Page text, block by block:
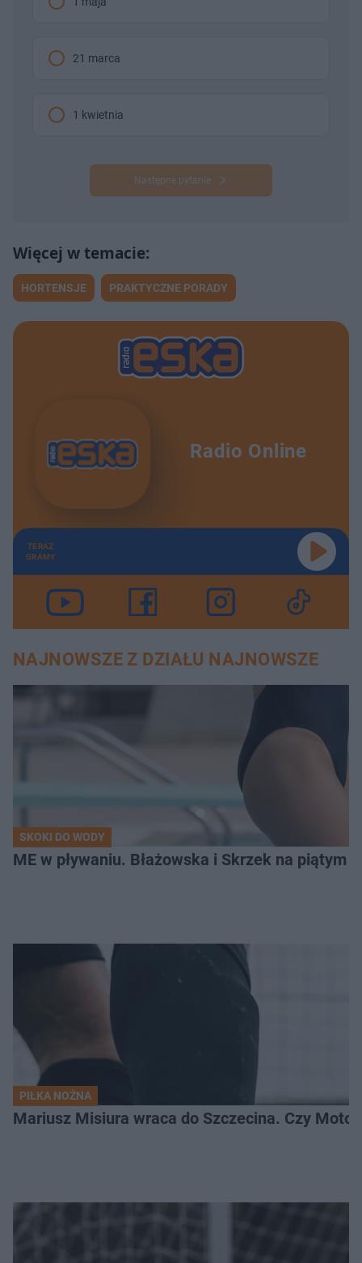
21 marca
1 kwietnia
Następne pytanie
HORTENSJE PRAKTYCZNE PORADY
Radio Online
TERAZ
GRAMY
NAJNOWSZE Z DZIAŁU NAJNOWSZE
SKOKI DO WODY
ME w pływaniu. Błażowska i Skrzek na piątym
PIŁKA NOŻNA
Mariusz Misiura wraca do Szczecina. Czy